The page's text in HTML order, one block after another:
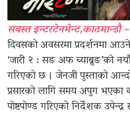
सबस्त इन्टरटेनमेन्ट,काठमान्डौ –
दिवसको अवसरमा प्रदर्शनमा
‘जारी २ : सङ अफ च्याब्रुङ’को
गरिएको छ । जेनजी पुस्ताको
प्रसारको लागि समय अपुग भएका
पोष्टपोण्ड गरिएको निर्देशक